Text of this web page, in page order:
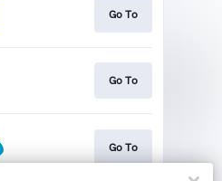
Go To
Go To
Go To